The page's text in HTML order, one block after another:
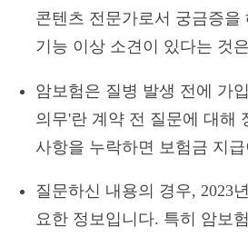
콘텐츠 전문가로서 궁금증
기능 이상 소견이 있다는 것
암보험은 질병 발생 전에 가
의무'란 계약 전 질문에 대해
사항을 누락하면 보험금 지
질문하신 내용의 경우, 2023
요한 정보입니다. 특히 암보